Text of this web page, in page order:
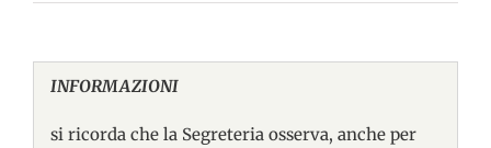
INFORMAZIONI
si ricorda che la Segreteria osserva, anche per